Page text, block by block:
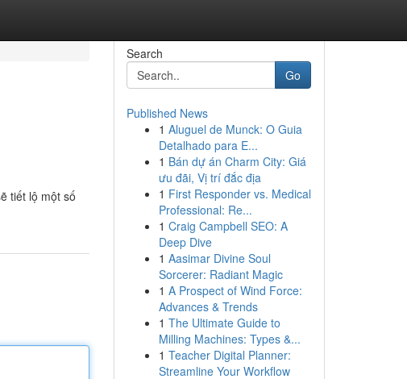
tiết lộ một số
Search
Go
Published News
1 Aluguel de Munck: O Guia
Detalhado para E...
1 Bán dự án Charm City: Giá
ưu đãi, Vị trí đắc địa
1 First Responder vs. Medical
Professional: Re...
1 Craig Campbell SEO: A
Deep Dive
1 Aasimar Divine Soul
Sorcerer: Radiant Magic
1 A Prospect of Wind Force:
Advances & Trends
1 The Ultimate Guide to
Milling Machines: Types &...
1 Teacher Digital Planner:
Streamline Your Workflow